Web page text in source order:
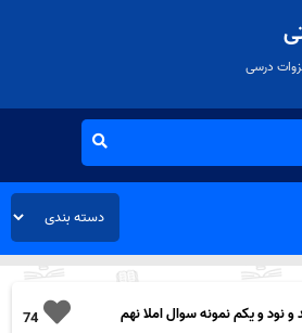
درسی
74
نود و یکم نمونه سوال املا نهم